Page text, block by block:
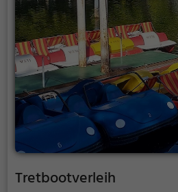
Tretbootverleih